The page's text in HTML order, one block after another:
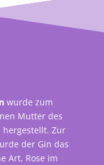
wurde zum
Mutter des
hergestellt. Zur
der Gin das
Art, Rose im